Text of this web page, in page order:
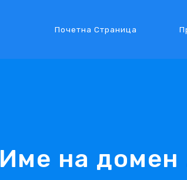
Почетна Страница
Име на домен